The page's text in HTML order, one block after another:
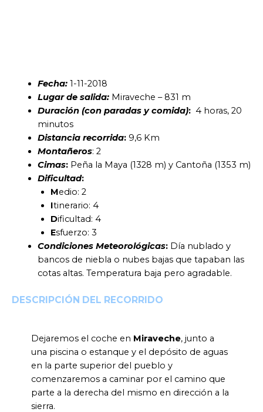
Fecha: 1-11-2018
Lugar de salida:Miraveche – 831 m
Duración (con paradas y comida):4 horas, 20
minutos
Distancia recorrida:9,6 Km
Montañeros: 2
Cimas: Peña la Maya (1328 m) y Cantoña (1353 m)
Dificultad:
Medio: 2
Itinerario: 4
Dificultad: 4
Esfuerzo: 3
Condiciones Meteorológicas: Día nublado y
bancos de niebla o nubes bajas que tapaban las
cotas altas. Temperatura baja pero agradable.
DESCRIPCIÓN DEL RECORRIDO
Dejaremos el coche en Miraveche, junto a
una piscina o estanque y el depósito de aguas
en la parte superior del pueblo y
comenzaremos a caminar por el camino que
parte a la derecha del mismo en dirección a la
sierra.